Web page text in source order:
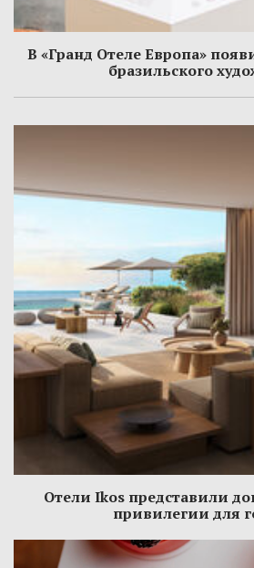
В «Гранд Отеле Европа»
бразильского
Отели Ikos представили
привилегии для